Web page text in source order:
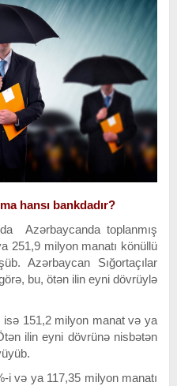
hansı bankdadır?
Azərbaycanda toplanmış
251,9 milyon manatı könüllü
Azərbaycan Sığortaçılar
bu, ötən ilin eyni dövrüylə
isə 151,2 milyon manat və ya
ilin eyni dövrünə nisbətən
i və ya 117,35 milyon manatı